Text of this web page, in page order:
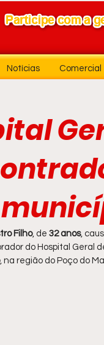
Notícias Comercial
Filho, de 32 anos,
do Hospital Geral
, na região do Poço do